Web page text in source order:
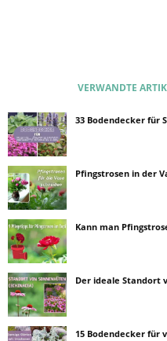
VERWANDTE
33 Bodendecker für
Pfingstrosen in der
Kann man
Der ideale Standort
15 Bodendecker für